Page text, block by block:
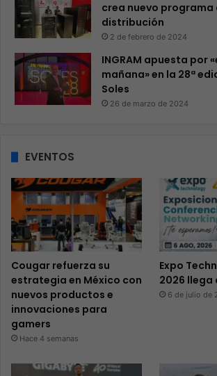
crea nuevo programa
distribución
2 de febrero de 2024
INGRAM apuesta por
mañana» en la 28ª
Soles
26 de marzo de 2024
EVENTOS
Cougar refuerza su
estrategia en México con
nuevos productos e
innovaciones para
gamers
Hace 4 semanas
Expo
2026 llega
6 de julio de